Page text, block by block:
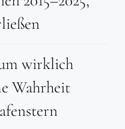
wirklich
Wahrheit